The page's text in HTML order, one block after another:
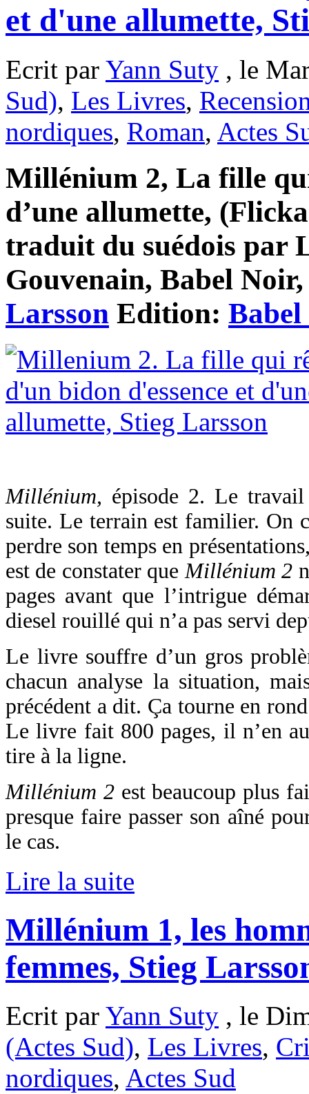
et d'une allumette,
Ecrit par Yann Suty , le
Sud), Les Livres,
nordiques, Roman, Actes
Millénium 2, La fille qui
d’une allumette,
traduit du suédois par
Gouvenain, Babel
Larsson Edition: Babel
Millénium, épisode 2. Le travail
suite. Le terrain est familier. On
perdre son temps en
est de constater que Millénium 2
pages avant que l’intrigue
diesel rouillé qui n’a pas servi
Le livre souffre d’un gros
chacun analyse la situation,
précédent a dit. Ça tourne en
Le livre fait 800 pages, il n’en
tire à la ligne.
Millénium 2est beaucoup plus
presque faire passer son aîné
le cas.
Lire la suite
Millénium 1, les
femmes, Stieg
Ecrit par Yann Suty , le
(Actes Sud), Les Livres,
nordiques, Actes Sud